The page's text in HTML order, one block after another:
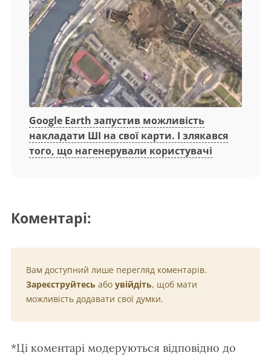
Google Earth запустив можливість
накладати ШІ на свої карти. І злякався
того, що нагенерували користувачі
Коментарі:
Вам доступний лише перегляд коментарів.
Зареєструйтесь або увійдіть, щоб мати
можливість додавати свої думки.
*Ці коментарі модеруються відповідно до